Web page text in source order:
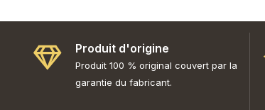
Produit d'origine
Produit 100 % original couvert par la
garantie du fabricant.